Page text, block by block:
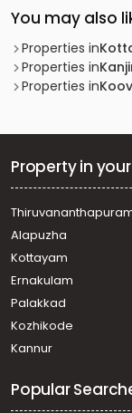
Commercial
Kanjirapally
Commercial
Chotti
Chotti
Commercial
Commercial
Kanjirapally
Commercial
Erumeli
Commercial
Commercial
Kanjirapally
Kanjirapally
Commercial
You may also
Properties in
Properties in
Properties in
Property in
Alapuzha
Kottayam
Ernakulam
Palakkad
Kozhikode
Kannur
Popular